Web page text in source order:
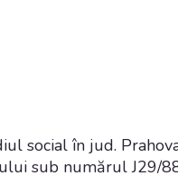
social în jud.
sub numărul J29/